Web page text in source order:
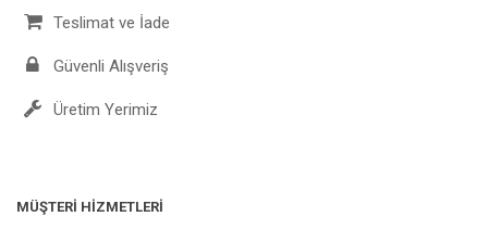
Teslimat ve İade
Güvenli Alışveriş
Üretim Yerimiz
MÜŞTERİ HİZMETLERİ